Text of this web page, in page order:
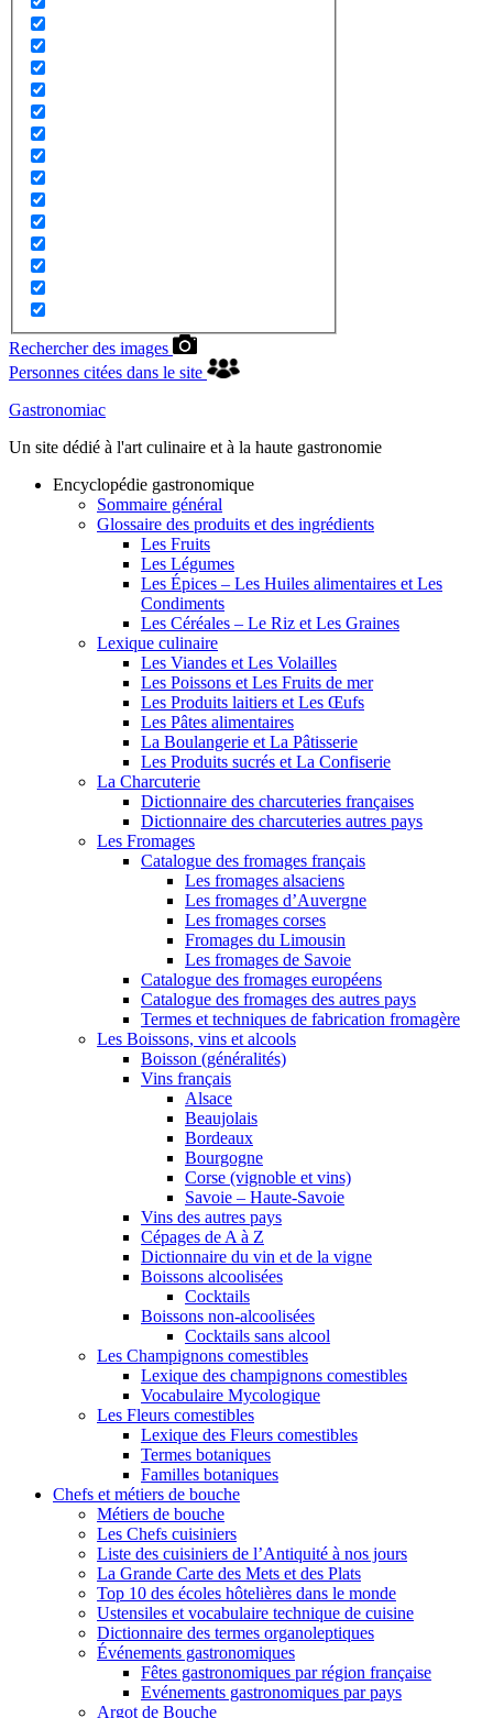
Rechercher des images
Personnes citées dans le site
Gastronomiac
Un site dédié à l'art culinaire et à la haute gastronomie
Encyclopédie gastronomique
Sommaire général
Glossaire des produits et des ingrédients
Les Fruits
Les Légumes
Les Épices – Les Huiles alimentaires et Les
Condiments
Les Céréales – Le Riz et Les Graines
Lexique culinaire
Les Viandes et Les Volailles
Les Poissons et Les Fruits de mer
Les Produits laitiers et Les Œufs
Les Pâtes alimentaires
La Boulangerie et La Pâtisserie
Les Produits sucrés et La Confiserie
La Charcuterie
Dictionnaire des charcuteries françaises
Dictionnaire des charcuteries autres pays
Les Fromages
Catalogue des fromages français
Les fromages alsaciens
Les fromages d’Auvergne
Les fromages corses
Fromages du Limousin
Les fromages de Savoie
Catalogue des fromages européens
Catalogue des fromages des autres pays
Termes et techniques de fabrication fromagère
Les Boissons, vins et alcools
Boisson (généralités)
Vins français
Alsace
Beaujolais
Bordeaux
Bourgogne
Corse (vignoble et vins)
Savoie – Haute-Savoie
Vins des autres pays
Cépages de A à Z
Dictionnaire du vin et de la vigne
Boissons alcoolisées
Cocktails
Boissons non-alcoolisées
Cocktails sans alcool
Les Champignons comestibles
Lexique des champignons comestibles
Vocabulaire Mycologique
Les Fleurs comestibles
Lexique des Fleurs comestibles
Termes botaniques
Familles botaniques
Chefs et métiers de bouche
Métiers de bouche
Les Chefs cuisiniers
Liste des cuisiniers de l’Antiquité à nos jours
La Grande Carte des Mets et des Plats
Top 10 des écoles hôtelières dans le monde
Ustensiles et vocabulaire technique de cuisine
Dictionnaire des termes organoleptiques
Événements gastronomiques
Fêtes gastronomiques par région française
Evénements gastronomiques par pays
Argot de Bouche